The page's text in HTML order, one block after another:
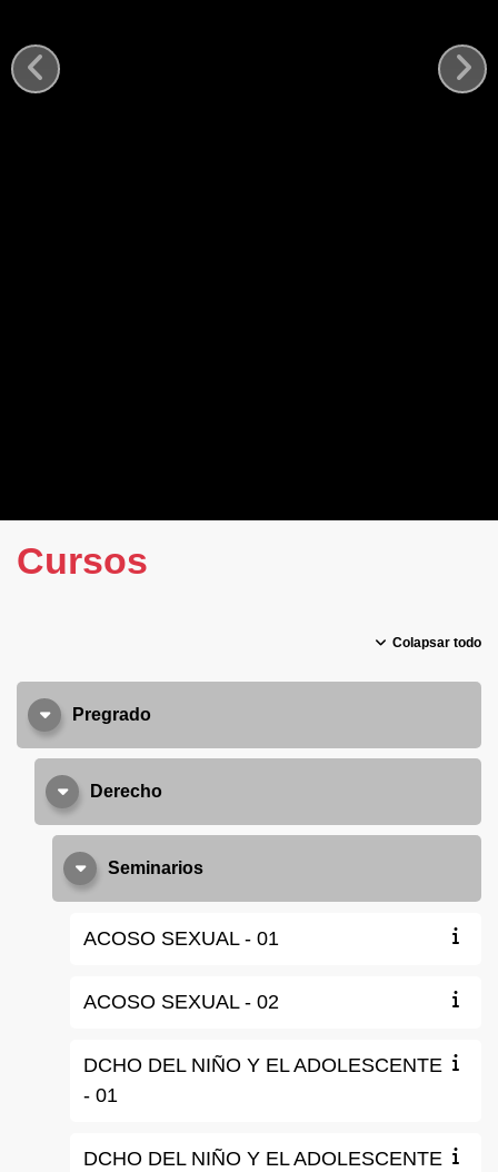
Cursos
Colapsar todo
Pregrado
Derecho
Seminarios
ACOSO SEXUAL - 01
ACOSO SEXUAL - 02
DCHO DEL NIÑO Y EL ADOLESCENTE
- 01
DCHO DEL NIÑO Y EL ADOLESCENTE